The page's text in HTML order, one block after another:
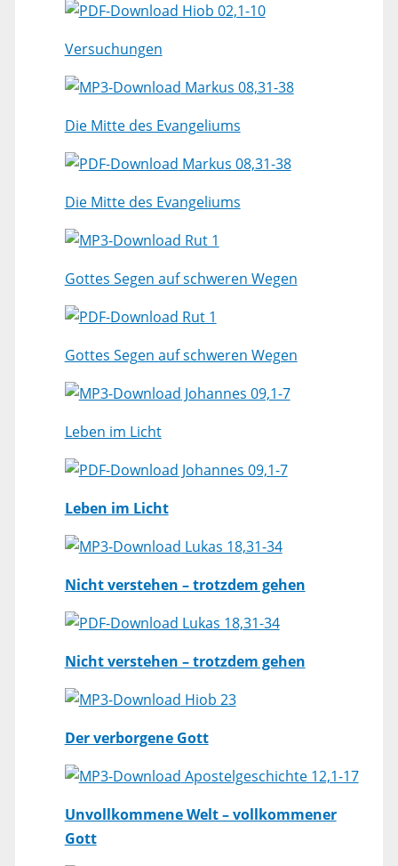
Hiob 02,1-10
Versuchungen
Markus 08,31-38
Die Mitte des Evangeliums
Markus 08,31-38
Die Mitte des Evangeliums
Rut 1
Gottes Segen auf schweren Wegen
Rut 1
Gottes Segen auf schweren Wegen
Johannes 09,1-7
Leben im Licht
Johannes 09,1-7
Leben im Licht
Lukas 18,31-34
Nicht verstehen – trotzdem gehen
Lukas 18,31-34
Nicht verstehen – trotzdem gehen
Hiob 23
Der verborgene Gott
Apostelgeschichte 12,1-17
Unvollkommene Welt – vollkommener
Gott